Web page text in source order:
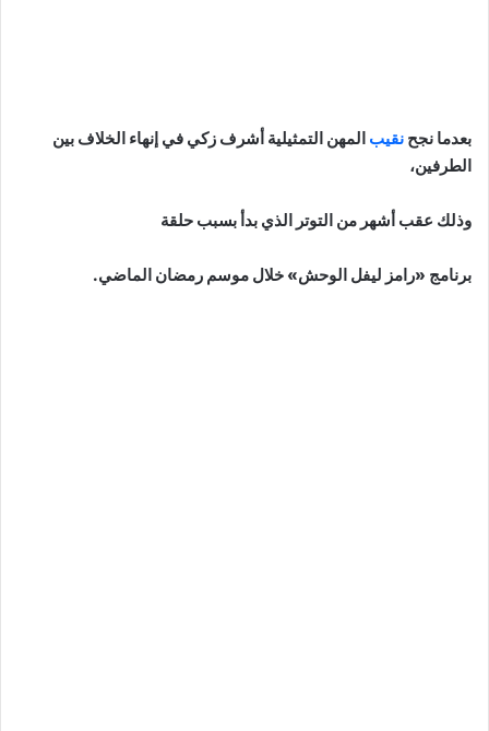
بعدما نجح نقيب المهن التمثيلية أشرف زكي في إنهاء الخلاف بين
الطرفين،
وذلك عقب أشهر من التوتر الذي بدأ بسبب حلقة
برنامج «رامز ليفل الوحش» خلال موسم رمضان الماضي.